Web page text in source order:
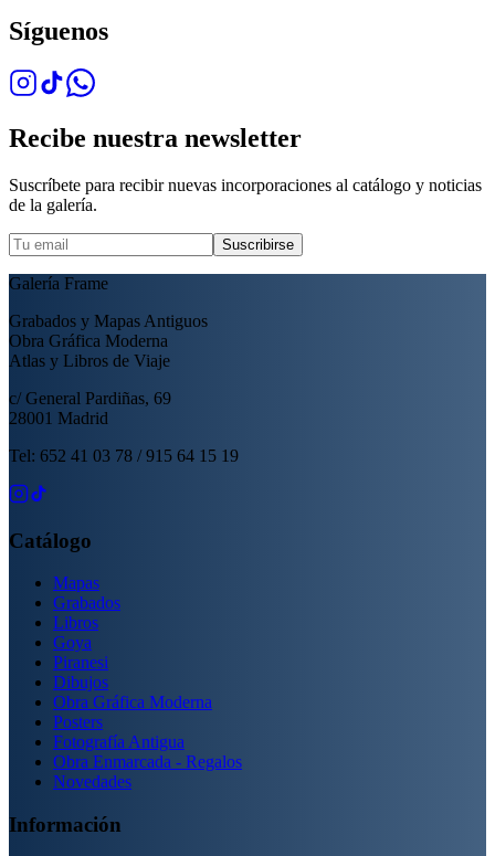
Síguenos
Recibe nuestra newsletter
Suscríbete para recibir nuevas incorporaciones al catálogo y noticias
de la galería.
Suscribirse
Galería Frame
Grabados y Mapas Antiguos
Obra Gráfica Moderna
Atlas y Libros de Viaje
c/ General Pardiñas, 69
28001 Madrid
Tel: 652 41 03 78 / 915 64 15 19
Catálogo
Mapas
Grabados
Libros
Goya
Piranesi
Dibujos
Obra Gráfica Moderna
Posters
Fotografía Antigua
Obra Enmarcada - Regalos
Novedades
Información